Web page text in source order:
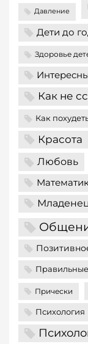
Давление
Дети до
Здоровье
Как не
Как
Красота
Любовь
Прически
Психология